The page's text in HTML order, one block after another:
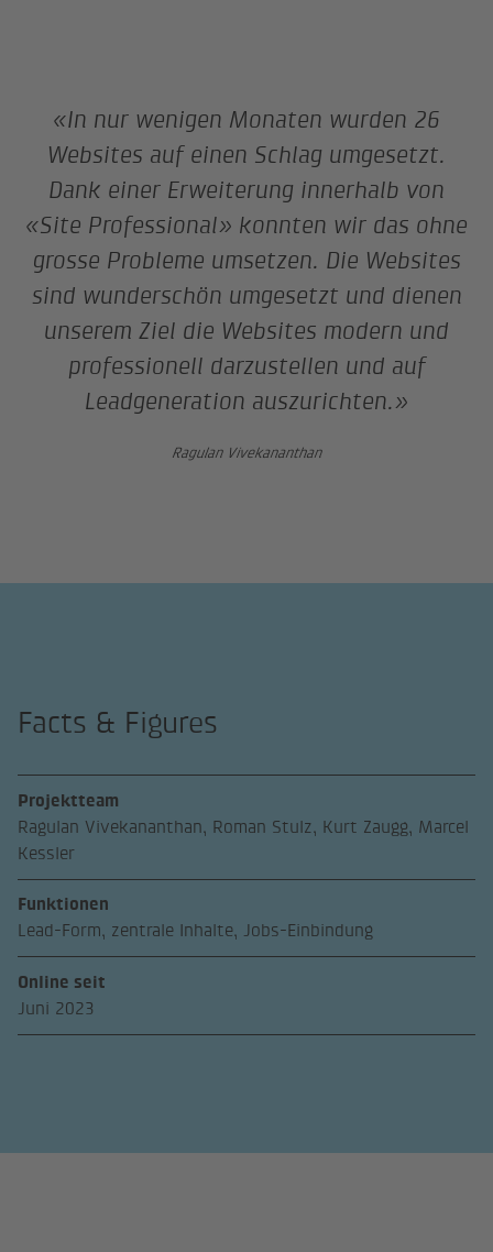
«In nur wenigen Monaten wurden 26
Websites auf einen Schlag umgesetzt.
Dank einer Erweiterung innerhalb von
«Site Professional» konnten wir das ohne
grosse Probleme umsetzen. Die Websites
sind wunderschön umgesetzt und dienen
unserem Ziel die Websites modern und
professionell darzustellen und auf
Leadgeneration auszurichten.»
Ragulan Vivekananthan
Facts & Figures
Projektteam
Ragulan Vivekananthan, Roman Stulz, Kurt Zaugg, Marcel
Kessler
Funktionen
Lead-Form, zentrale Inhalte, Jobs-Einbindung
Online seit
Juni 2023